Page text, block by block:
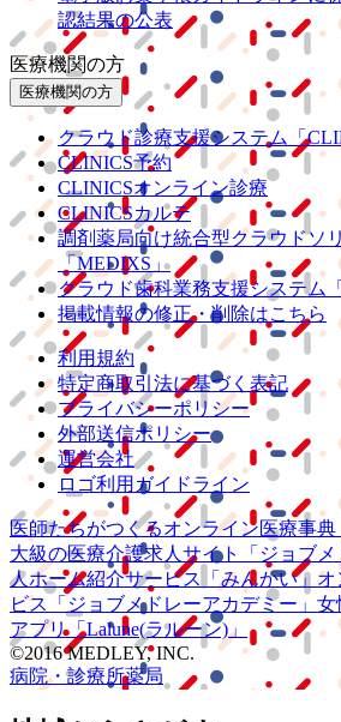
認結果の公表
医療機関の方
医療機関の方
クラウド診療支援システム
「
CLINICS予約
CLINICSオンライン診療
CLINICSカルテ
調剤薬局向け統合型クラウドソ
「MEDIXS」
クラウド歯科業務支援システム
掲載情報の修正・削除はこちら
利用規約
特定商取引法に基づく表記
プライバシーポリシー
外部送信ポリシー
運営会社
ロゴ利用ガイドライン
医師たちがつくるオンライン医療事典
大級の医療介護求人サイト 「ジョブ
人ホーム紹介サービス
「みんかい」 オ
ビス
「ジョブメドレーアカデミー」 女
アプリ「Lalune(ラルーン)」
©2016 MEDLEY, INC.
病院・診療所薬局